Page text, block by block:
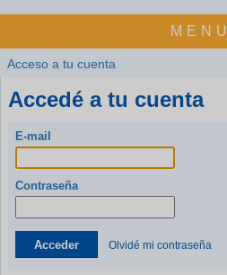
MENU
Acceso a tu cuenta
Accedé a tu cuenta
E-mail
Contraseña
Acceder Olvidé mi contraseña